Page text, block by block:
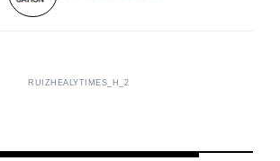
RUIZHEALYTIMES_H_2